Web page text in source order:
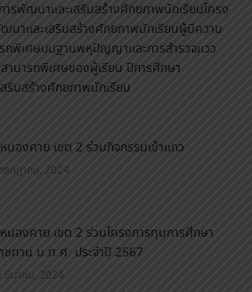
ารพัฒนาเเละเสริมสร้างศักยภาพนักเรียนโครง
นาเเละเสริมสร้างศักยภาพนักเรียนผู้มีความ
ถพิเศษบนฐานพหุปัญญาเเละการสำรวจเเวว
ามารถพิเศษของผู้เรียน ปีการศึกษา
ริมสร้างศักยภาพนักเรียน
นองคาย เขต 2 ร่วมกิจกรรมเข้าแถว
รกฎาคม, 2024
นองคาย เขต 2 ร่วมโครงการทุนการศึกษา
ชทาน ม.ท.ศ. ประจำปี 2567
มีนาคม, 2024